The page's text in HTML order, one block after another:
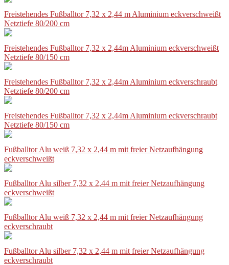
Freistehendes Fußballtor 7,32 x 2,44 m Aluminium eckverschweißt
Netztiefe 80/200 cm
Freistehendes Fußballtor 7,32 x 2,44m Aluminium eckverschweißt
Netztiefe 80/150 cm
Freistehendes Fußballtor 7,32 x 2,44m Aluminium eckverschraubt
Netztiefe 80/200 cm
Freistehendes Fußballtor 7,32 x 2,44m Aluminium eckverschraubt
Netztiefe 80/150 cm
Fußballtor Alu weiß 7,32 x 2,44 m mit freier Netzaufhängung
eckverschweißt
Fußballtor Alu silber 7,32 x 2,44 m mit freier Netzaufhängung
eckverschweißt
Fußballtor Alu weiß 7,32 x 2,44 m mit freier Netzaufhängung
eckverschraubt
Fußballtor Alu silber 7,32 x 2,44 m mit freier Netzaufhängung
eckverschraubt